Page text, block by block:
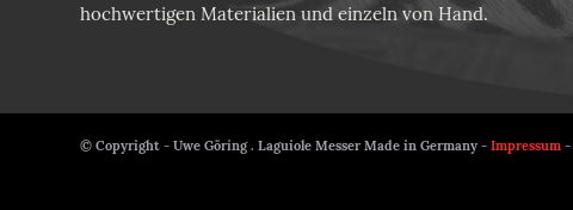
hochwertigen Materialien und einzeln von Hand.
© Copyright - Uwe Göring . Laguiole Messer Made in Germany - Impressum -